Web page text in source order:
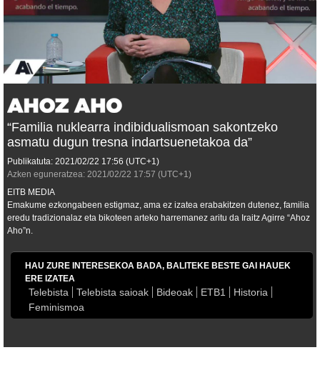
“Familia nuklearra indibidualismoan sakontzeko
asmatu dugun tresna indartsuenetakoa da”
Publikatuta: 2021/02/22 17:56 (UTC+1)
Azken eguneratzea: 2021/02/22 17:57 (UTC+1)
EITB MEDIA
Emakume ezkongabeen estigmaz, ama ez izatea erabakitzen dutenez, familia
eredu tradizionalaz eta bikoteen arteko harremanez aritu da Iraitz Agirre “Ahoz
Aho”n.
HAU ZURE INTERESEKOA BADA, BALITEKE BESTE GAI HAUEK
ERE IZATEA
Telebista Telebista saioak Bideoak ETB1
Historia
Feminismoa